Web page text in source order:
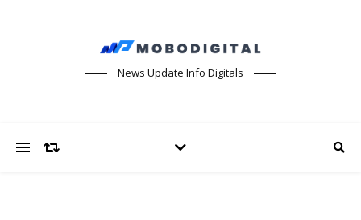
News Update Info Digitals